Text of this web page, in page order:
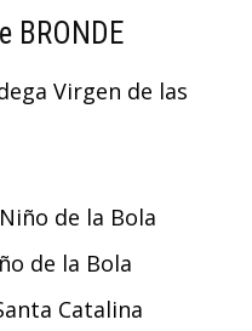
BRONDE
Virgen de las
de la Bola
de la Bola
Catalina